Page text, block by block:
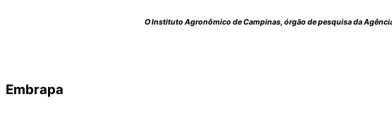
O Instituto Agronômico de Campinas, órgão de pesquisa da
Embrapa